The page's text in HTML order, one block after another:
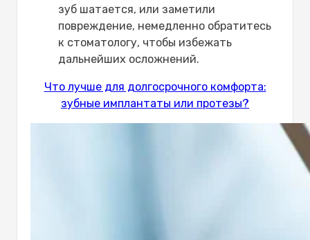
зуб шатается, или заметили
повреждение, немедленно обратитесь
к стоматологу, чтобы избежать
дальнейших осложнений.
Что лучше для долгосрочного комфорта:
зубные имплантаты или протезы?